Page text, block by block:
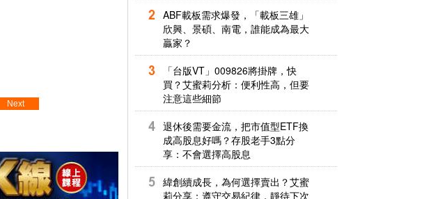
Next
ABF載板需求爆發，「載板三雄」
欣興、景碩、南電，誰能成為最大
贏家？
「台版VT」009826將掛牌，快
買？艾蜜莉分析：便利性高，但要
注意這些細節
退休後需要金流，把市值型ETF換
成高股息好嗎？存股老手3點分
享：不會選擇高股息
緯創續成長，為何選擇賣出？艾蜜
莉分享：遵守交易紀律，靜待下次